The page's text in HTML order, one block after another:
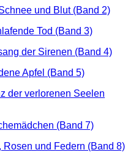
und Blut (Band 2)
Tod (Band 3)
der Sirenen (Band 4)
Apfel (Band 5)
der verlorenen Seelen
(Band 7)
und Federn (Band 8)